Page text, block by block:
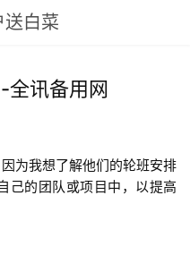
白菜
全讯备用网
为我想了解他们的轮班安排
己的团队或项目中，以提高